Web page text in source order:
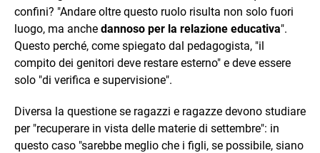
confini? "Andare oltre questo ruolo risulta non solo fuori
luogo, ma anche dannoso per la relazione educativa".
Questo perché, come spiegato dal pedagogista, "il
compito dei genitori deve restare esterno" e deve essere
solo "di verifica e supervisione".
Diversa la questione se ragazzi e ragazze devono studiare
per "recuperare in vista delle materie di settembre": in
questo caso "sarebbe meglio che i figli, se possibile, siano